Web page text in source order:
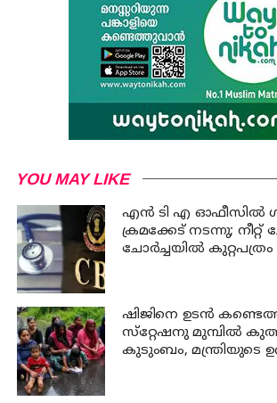
YOU MAY LIKE
എന്‍ ടി എ ഓഫീസില്‍
ക്രമക്കേട് നടന്നു; നീറ്റ്
ചോര്‍ച്ചയില്‍ കുറ്റപത്രം
ഷിജിനെ ഉടന്‍
സ്‌റ്റേഷനു മുമ്പില്‍
കുടുംബം, മന്ത്രിയുടെ